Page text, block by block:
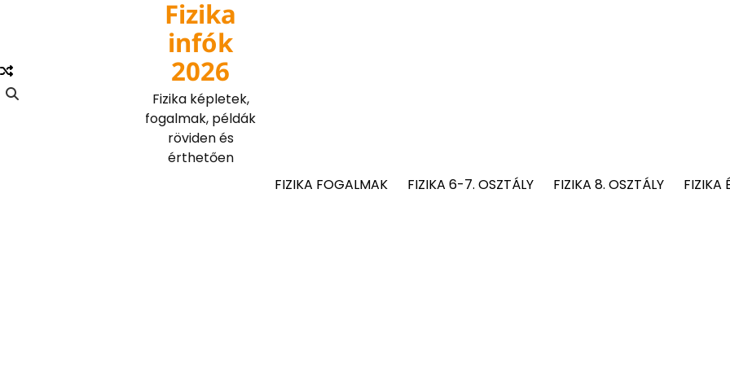
Fizika
infók
2026
Fizika képletek,
fogalmak, példák
röviden és
érthetően
FIZIKA FOGALMAK
FIZIKA 6-7. OSZTÁLY FIZIKA 8. OSZTÁLY FIZIKA